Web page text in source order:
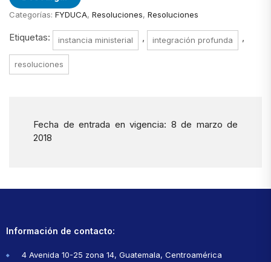
Categorías: FYDUCA, Resoluciones, Resoluciones
Etiquetas: instancia ministerial , integración profunda ,
resoluciones
Fecha de entrada en vigencia: 8 de marzo de
2018
Información de contacto:
4 Avenida 10-25 zona 14, Guatemala, Centroamérica